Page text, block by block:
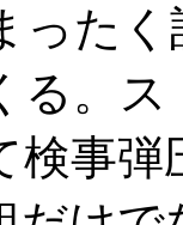
った
る。
検事